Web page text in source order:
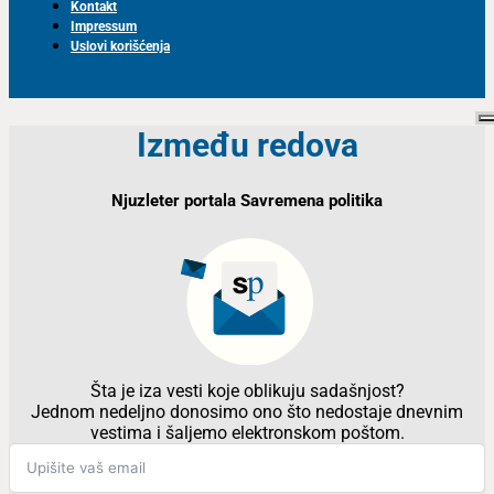
Kontakt
Impressum
Uslovi korišćenja
Između redova
Njuzleter portala Savremena politika
Šta je iza vesti koje oblikuju sadašnjost?
Jednom nedeljno donosimo ono što nedostaje dnevnim
vestima i šaljemo elektronskom poštom.